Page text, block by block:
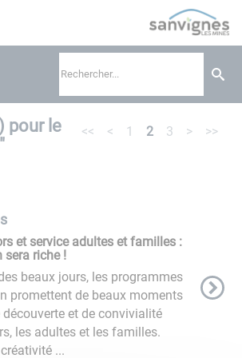
pour le
"
<< < 1 2 3 > >>
et service adultes et familles :
sera riche !
beaux jours, les programmes
promettent de beaux moments
découverte et de convivialité
les adultes et les familles.
...